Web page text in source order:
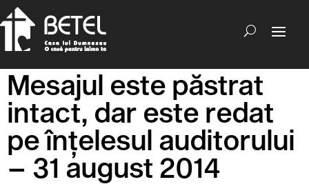
Mesajul este păstrat
intact, dar este redat
pe înțelesul auditorului
– 31 august 2014